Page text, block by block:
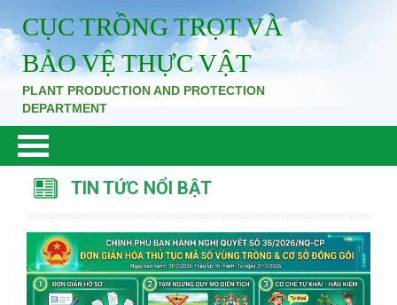
CỤC TRỒNG TRỌT VÀ
BẢO VỆ THỰC VẬT
PLANT PRODUCTION AND PROTECTION
DEPARTMENT
TIN TỨC NỔI BẬT